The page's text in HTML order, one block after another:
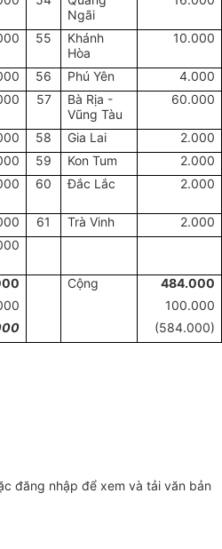
Ngãi
55
Khánh
Hòa
10.000
56 Phú Yên
4.000
57
Bà Rịa -
Vũng Tàu
60.000
58 Gia Lai
2.000
59 Kon Tum
2.000
60 Đắc Lắc 2.000
61 Trà Vinh
2.000
Cộng
484.000
100.000
(584.000)
đăng nhập để xem và tải văn bản